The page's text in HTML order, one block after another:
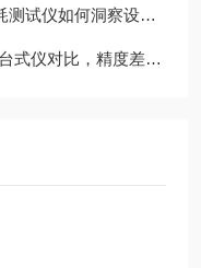
仪如何洞察设备健康
对比，精度差多少？